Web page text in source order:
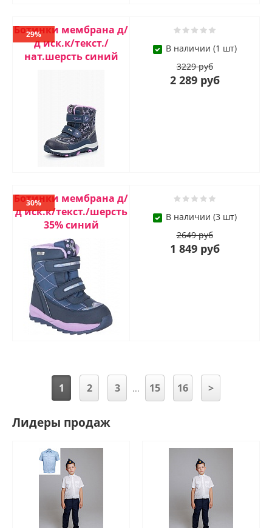
Ботинки мембрана д/
д иск.к/текст./
нат.шерсть синий
29%
В наличии (1 шт)
3229 руб
2 289 руб
Ботинки мембрана д/
д иск.к/текст./шерсть
35% синий
30%
В наличии (3 шт)
2649 руб
1 849 руб
1 2 3 ... 15 16 >
Лидеры продаж